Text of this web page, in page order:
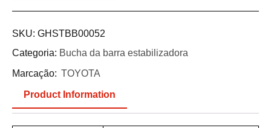
SKU: GHSTBB00052
Categoria: Bucha da barra estabilizadora
Marcação: TOYOTA
Product Information